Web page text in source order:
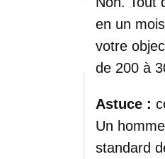
en un
votre
de 200 à
Astuce :
Un
standard